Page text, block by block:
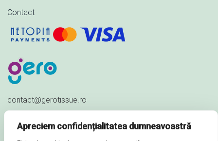
Apreciem confidențialitatea dumneavoastră
Contact
contact@gerotissue.ro
Str. Al. Ioan Cuza nr. 23,